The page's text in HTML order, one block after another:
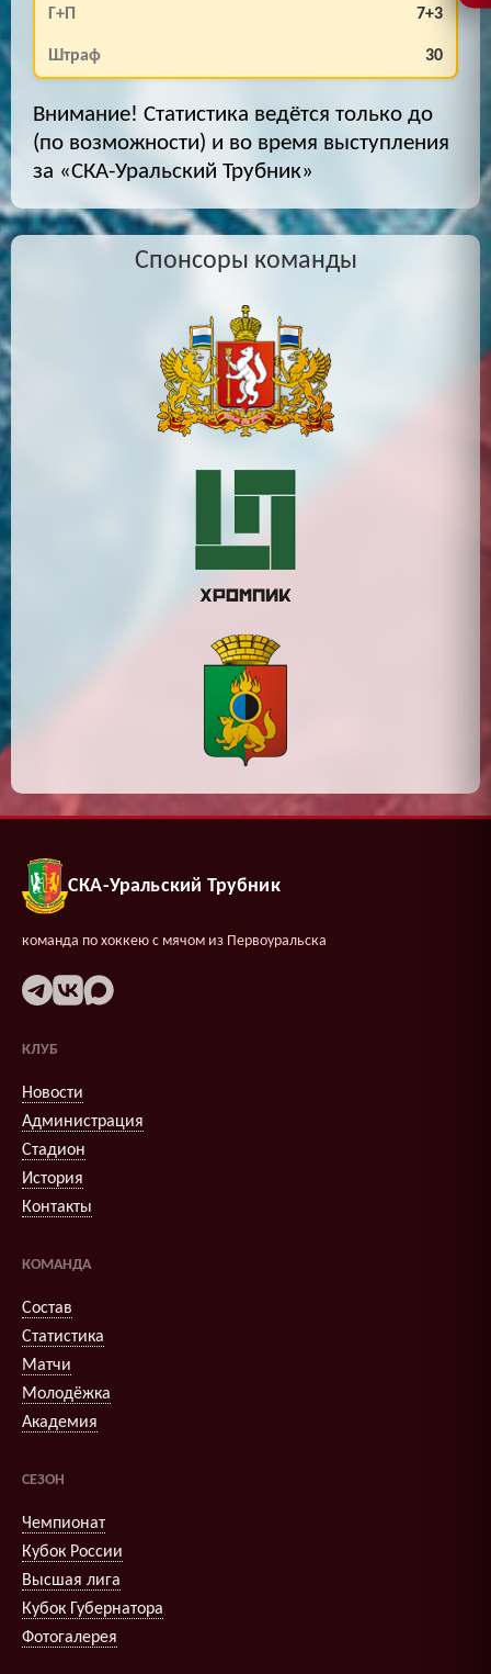
7+3
30
Внимание! Статистика ведётся только до
(по возможности) и во время выступления
за «СКА-Уральский Трубник»
Спонсоры команды
СКА-Уральский Трубник
команда по хоккею с мячом из Первоуральска
КЛУБ
Новости
Администрация
Стадион
История
Контакты
КОМАНДА
Состав
Статистика
Матчи
Молодёжка
Академия
СЕЗОН
Чемпионат
Кубок России
Высшая лига
Кубок Губернатора
Фотогалерея